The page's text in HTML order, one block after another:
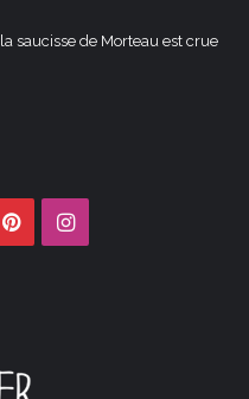
saucisse de Morteau est crue
PinterestInstagram